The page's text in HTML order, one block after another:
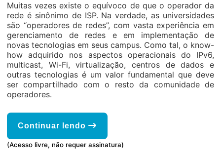
Muitas vezes existe o equívoco de que o operador da
rede é sinônimo de ISP. Na verdade, as universidades
são “operadores de redes”, com vasta experiência em
gerenciamento de redes e em implementação de
novas tecnologias em seus campus. Como tal, o know-
how adquirido nos aspectos operacionais do IPv6,
multicast, Wi-Fi, virtualização, centros de dados e
outras tecnologias é um valor fundamental que deve
ser compartilhado com o resto da comunidade de
operadores.
Continuar lendo
(Acesso livre, não requer assinatura)